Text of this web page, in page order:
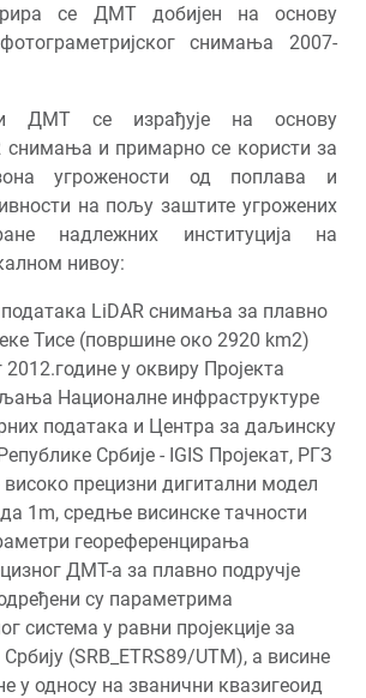
се ДМТ добијен на основу
снимања 2007-
ДМТ се израђује на основу
снимања и примарно се користи за
угрожености од поплава и
на пољу заштите угрожених
надлежних институција на
нивоу:
LiDAR снимања за плавно
Тисе (површине око 2920 km2)
у оквиру Пројекта
Националне инфраструктуре
података и Центра за даљинску
Србије - IGIS Пројекат, РГЗ
високо прецизни дигитални модел
1m, средње висинске тачности
геореференцирања
ДМТ-а за плавно подручје
су параметрима
система у равни пројекције за
(SRB_ETRS89/UTM), а висине
у односу на званични квазигеоид